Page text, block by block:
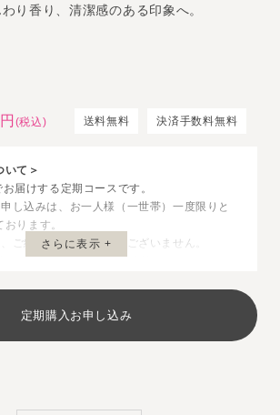
り香り、清潔感のある印象へ。
(税込) 送料無料 決済手数料無料
いて＞
届けする定期コースです。
し込みは、お一人様（一世帯）一度限りと
ります。
ご継続回数のお約束はございません。
、次回発送予定日の10日前までに必ずお電話
る返品・キャンセルは一切受け付けておりま
さらに表示 +
定期購入お申し込み